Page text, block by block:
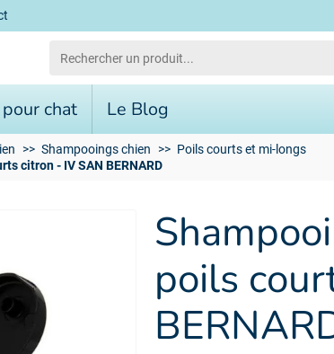
chat Le Blog
Shampooings chien
Poils courts et mi-longs
citron - IV SAN BERNARD
poils